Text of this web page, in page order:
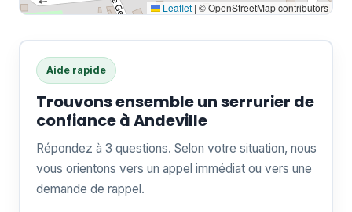
Leaflet | © OpenStreetMap contributors
Aide rapide
Trouvons ensemble un serrurier de
confiance à Andeville
Répondez à 3 questions. Selon votre situation, nous
vous orientons vers un appel immédiat ou vers une
demande de rappel.